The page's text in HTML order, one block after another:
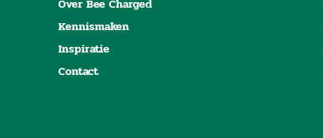
Over Bee Charged
Kennismaken
Inspiratie
Contact